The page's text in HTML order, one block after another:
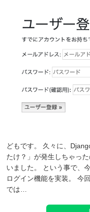
どもです。 久々に、
たけ？」が発生しちゃっ
いました。 という事で、
ログイン機能を実装。 今
では…